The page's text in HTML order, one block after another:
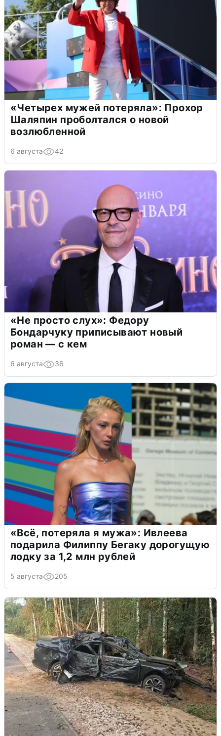
«Четырех мужей потеряла»: Прохор
Шаляпин проболтался о новой
возлюбленной
6 августа 42
«Не просто слух»: Федору
Бондарчуку приписывают новый
роман — с кем
6 августа 36
«Всё, потеряла я мужа»: Ивлеева
подарила Филиппу Бегаку дорогущую
лодку за 1,2 млн рублей
5 августа 205